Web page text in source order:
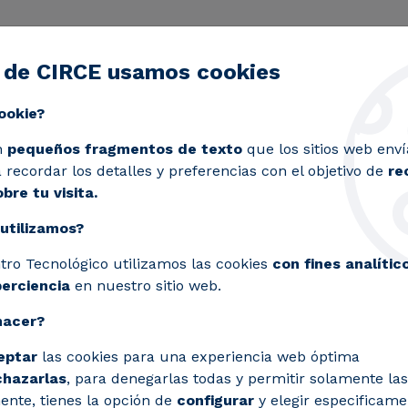
Servicios Laboratorios
para Trabajar en Tecnología en 2025
10 de las Mejores
en 2025
anuncia la 2ª edición del Ranking
CIRCE usamos cookies
pequeños fragmentos de textoque los sitios web
recordar los detalles y preferencias con el objetivo de
tu visita.
Tecnológico utilizamos las cookies con fines
en nuestro sitio web.
las cookies para una experiencia web óptima
, para denegarlas todas y permitir solamente
tienes la opción de configurary elegir